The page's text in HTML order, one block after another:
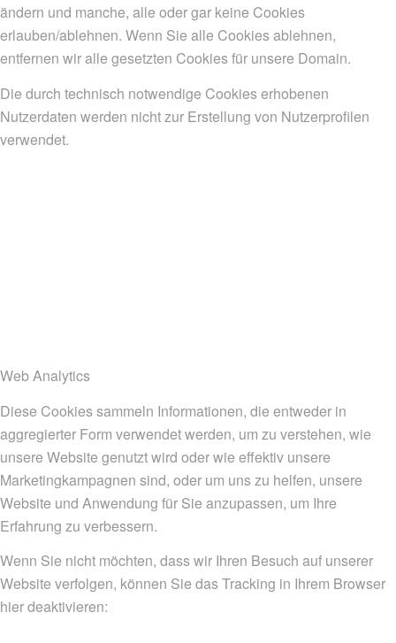
ändern und manche, alle oder gar keine Cookies
erlauben/ablehnen. Wenn Sie alle Cookies ablehnen,
entfernen wir alle gesetzten Cookies für unsere Domain.
Die durch technisch notwendige Cookies erhobenen
Nutzerdaten werden nicht zur Erstellung von Nutzerprofilen
verwendet.
Web Analytics
Diese Cookies sammeln Informationen, die entweder in
aggregierter Form verwendet werden, um zu verstehen, wie
unsere Website genutzt wird oder wie effektiv unsere
Marketingkampagnen sind, oder um uns zu helfen, unsere
Website und Anwendung für Sie anzupassen, um Ihre
Erfahrung zu verbessern.
Wenn Sie nicht möchten, dass wir Ihren Besuch auf unserer
Website verfolgen, können Sie das Tracking in Ihrem Browser
hier deaktivieren: